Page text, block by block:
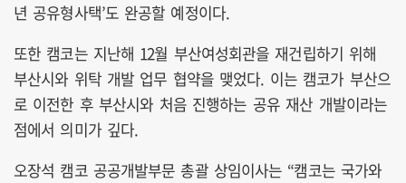
년 공유형사택’도 완공할 예정이다.
또한 캠코는 지난해 12월 부산여성회관을 재건립하기 위해
부산시와 위탁 개발 업무 협약을 맺었다. 이는 캠코가 부산으
로 이전한 후 부산시와 처음 진행하는 공유 재산 개발이라는
점에서 의미가 깊다.
오장석 캠코 공공개발부문 총괄 상임이사는 “캠코는 국가와